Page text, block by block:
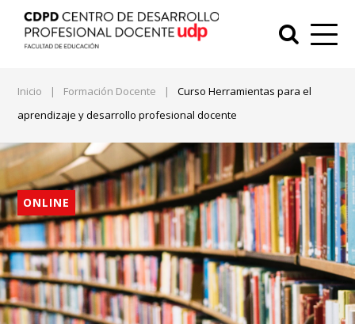
Inicio | Formación Docente |
Curso Herramientas para el
aprendizaje y desarrollo profesional docente
ONLINE